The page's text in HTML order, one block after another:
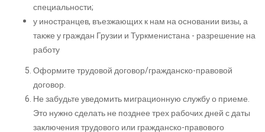
специальности;
у иностранцев, въезжающих к нам на основании визы, а
также у граждан Грузии и Туркменистана - разрешение на
работу
Оформите трудовой договор/гражданско-правовой
договор.
Не забудьте уведомить миграционную службу о приеме.
Это нужно сделать не позднее трех рабочих дней с даты
заключения трудового или гражданско-правового